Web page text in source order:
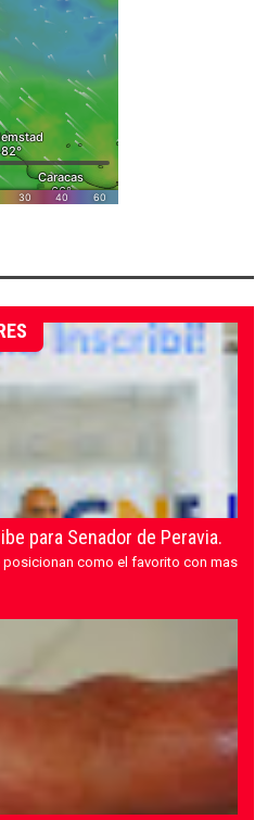
para Senador de Peravia.
posicionan como el favorito con mas